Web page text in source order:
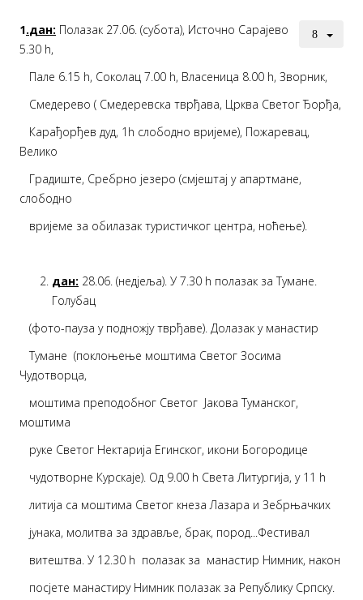
1.дан: Полазак 27.06. (субота), Источно Сарајево
5.30 h,
Пале 6.15 h, Соколац 7.00 h, Власеница 8.00 h, Зворник,
Смедерево ( Смедеревска тврђава, Црква Светог Ђорђа,
Карађорђев дуд, 1h слободно вријеме), Пожаревац,
Велико
Градиште, Сребрно језеро (смјештај у апартмане,
слободно
вријеме за обилазак туристичког центра, ноћење).
дан: 28.06. (недјеља). У 7.30 h полазак за Тумане.
Голубац
(фото-пауза у подножју тврђаве). Долазак у манастир
Тумане (поклоњење моштима Светог Зосима
Чудотворца,
моштима преподобног Светог Јакова Туманског,
моштима
руке Светог Нектарија Егинског, икони Богородице
чудотворне Курскаје). Од 9.00 h Света Литургија, у 11 h
литија са моштима Светог кнеза Лазара и Зебрњачких
јунака, молитва за здравље, брак, пород...Фестивал
витештва. У 12.30 h полазак за манастир Нимник, након
посјете манастиру Нимник полазак за Републику Српску.